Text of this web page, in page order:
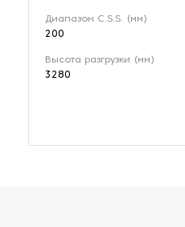
Диапазон C.S.S. (мм)
200
Высота разгрузки (мм)
3280